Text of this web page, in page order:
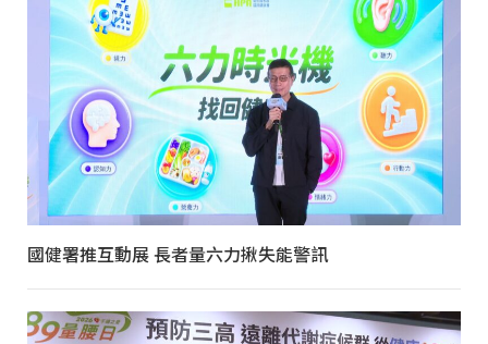
國健署推互動展 長者量六力揪失能警訊